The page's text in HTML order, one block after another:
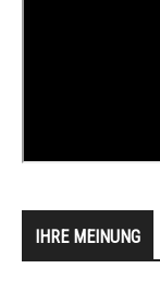
IHRE MEINUNG